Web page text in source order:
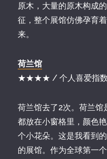
原木，大量的原木构成
征，整个展馆仿佛孕育
来。
荷兰馆
★★★★ / 个人喜爱指
荷兰馆去了2次。荷兰馆
都放在小窗格里，颜色
个小花朵。这是我看到
的展馆。作为全球第一